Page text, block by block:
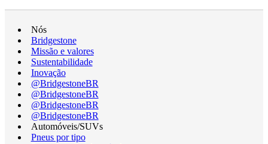
Nós
Bridgestone
Missão e valores
Sustentabilidade
Inovação
@BridgestoneBR
@BridgestoneBR
@BridgestoneBR
@BridgestoneBR
Automóveis/SUVs
Pneus por tipo